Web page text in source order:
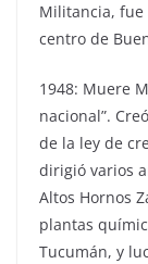
Militancia, fue
centro de
1948: Muere
nacional”.
de la ley de
dirigió varios
Altos Hornos
plantas
Tucumán, y